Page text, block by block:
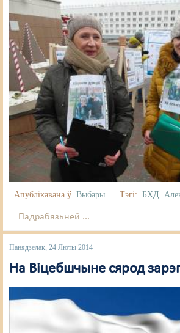
Апублікавана ў Выбары Тэгі: БХД
Падрабязьней ...
Панядзелак, 24 Люты 2014
На Віцебшчыне сярод